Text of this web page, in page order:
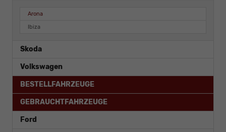
Arona
Ibiza
Skoda
Volkswagen
BESTELLFAHRZEUGE
GEBRAUCHTFAHRZEUGE
Ford